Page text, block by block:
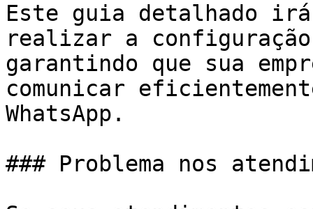
Este guia detalhado
realizar a
garantindo que sua
comunicar
WhatsApp.
### Problema nos